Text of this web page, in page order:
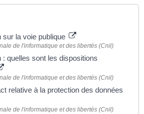
sur la voie publique
de l'informatique et des libertés (Cnil)
: quelles sont les dispositions
de l'informatique et des libertés (Cnil)
relative à la protection des données
de l'informatique et des libertés (Cnil)